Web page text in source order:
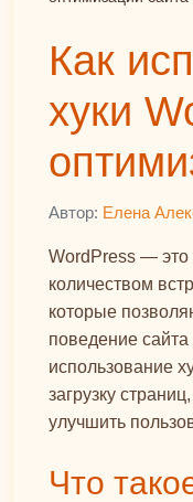
Как
хуки
Автор: Елена
WordPress —
количеством
которые
поведение
использование
загрузку
улучшить
Что